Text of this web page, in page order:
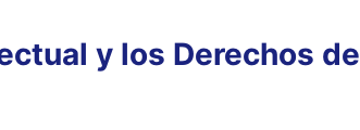
y los Derechos de